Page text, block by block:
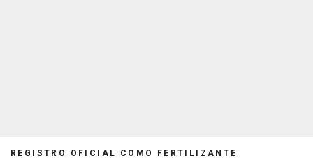
REGISTRO OFICIAL COMO FERTILIZANTE